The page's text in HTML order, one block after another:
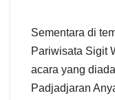
Sementara di
Pariwisata Sigit
acara yang
Padjadjaran